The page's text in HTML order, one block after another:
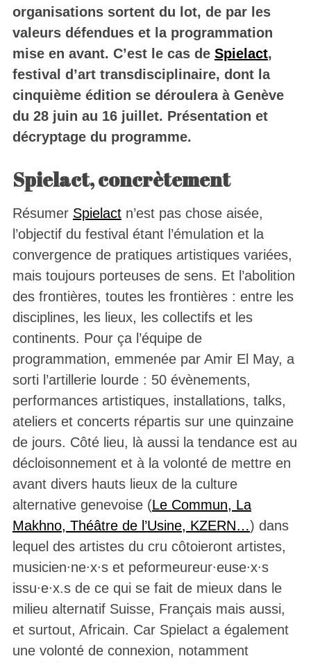
organisations sortent du lot, de par les
valeurs défendues et la programmation
mise en avant. C’est le cas de Spielact,
festival d’art transdisciplinaire, dont la
cinquième édition se déroulera à Genève
du 28 juin au 16 juillet. Présentation et
décryptage du programme.
Spielact, concrètement
Résumer Spielactn’est pas chose aisée,
l’objectif du festival étant l’émulation et la
convergence de pratiques artistiques variées,
mais toujours porteuses de sens. Et l’abolition
des frontières, toutes les frontières : entre les
disciplines, les lieux, les collectifs et les
continents. Pour ça l’équipe de
programmation, emmenée par Amir El May, a
sorti l’artillerie lourde : 50 évènements,
performances artistiques, installations, talks,
ateliers et concerts répartis sur une quinzaine
de jours. Côté lieu, là aussi la tendance est au
décloisonnement et à la volonté de mettre en
avant divers hauts lieux de la culture
alternative genevoise (Le Commun, La
Makhno, Théâtre de l’Usine, KZERN…) dans
lequel des artistes du cru côtoieront artistes,
musicien∙ne∙x∙s et peformeureur∙euse∙x∙s
issu∙e∙x.s de ce qui se fait de mieux dans le
milieu alternatif Suisse, Français mais aussi,
et surtout, Africain. Car Spielact a également
une volonté de connexion, notamment